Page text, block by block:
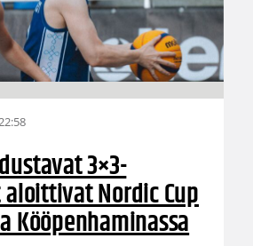
3×3-
Nordic Cup
Kööpenhaminassa